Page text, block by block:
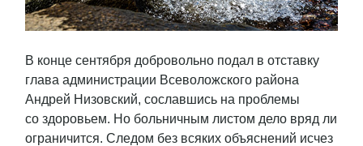
В конце сентября добровольно подал в отставку
глава администрации Всеволожского района
Андрей Низовский, сославшись на проблемы
со здоровьем. Но больничным листом дело вряд ли
ограничится. Следом без всяких объяснений исчез